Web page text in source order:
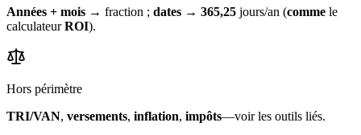
Années + mois → fraction ; dates → 365,25 jours/an (comme le
calculateurROI).
Hors périmètre
TRI/VAN, versements, inflation, impôts—voir les outils liés.